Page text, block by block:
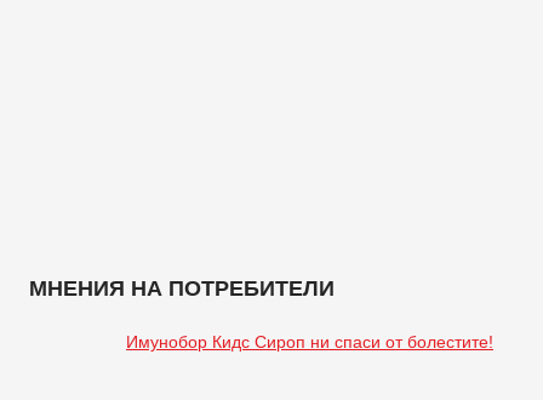
МНЕНИЯ НА ПОТРЕБИТЕЛИ
Имунобор Кидс Сироп ни спаси от болестите!